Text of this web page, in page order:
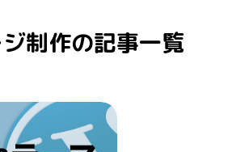
制作の記事一覧